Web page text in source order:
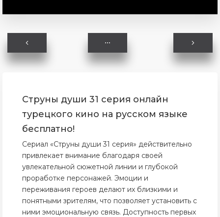
Струны души 31 серия онлайн
турецкого кино на русском языке
бесплатно!
Сериал «Струны души 31 серия» действительно
привлекает внимание благодаря своей
увлекательной сюжетной линии и глубокой
проработке персонажей. Эмоции и
переживания героев делают их близкими и
понятными зрителям, что позволяет установить с
ними эмоциональную связь. Доступность первых